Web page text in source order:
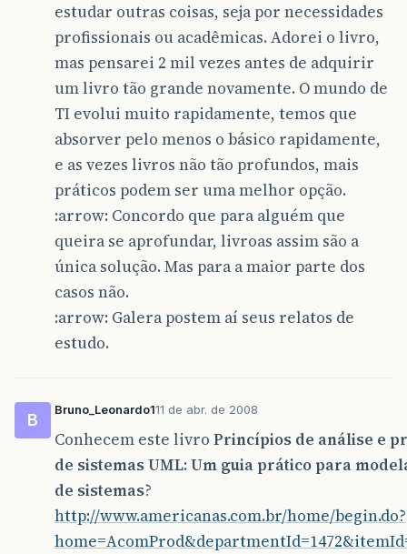
estudar outras coisas, seja por necessidades
profissionais ou acadêmicas. Adorei o livro,
mas pensarei 2 mil vezes antes de adquirir
um livro tão grande novamente. O mundo de
TI evolui muito rapidamente, temos que
absorver pelo menos o básico rapidamente,
e as vezes livros não tão profundos, mais
práticos podem ser uma melhor opção.
:arrow: Concordo que para alguém que
queira se aprofundar, livroas assim são a
única solução. Mas para a maior parte dos
casos não.
:arrow: Galera postem aí seus relatos de
estudo.
B
Bruno_Leonardo111 de abr. de 2008
Conhecem este livro Princípios de análise e
de sistemas UML: Um guia prático para
de sistemas?
http://www.americanas.com.br/home/begin.do?